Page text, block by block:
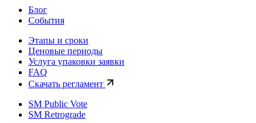
Блог
События
Этапы и сроки
Ценовые периоды
Услуга упаковки заявки
FAQ
Скачать регламент
SM Public Vote
SM Retrograde